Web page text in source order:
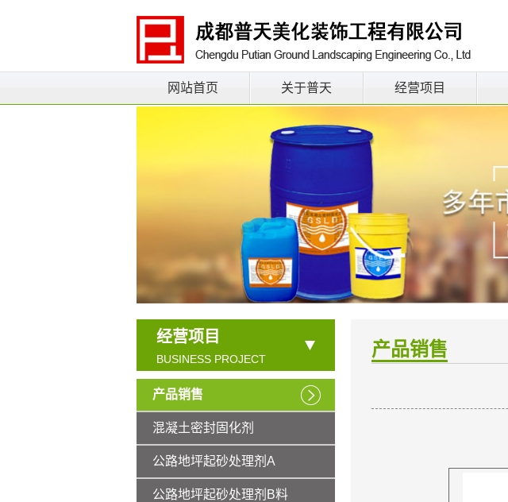
网站首页 关于普天 经营项目
经营项目
BUSINESS PROJECT
产品销售
混凝土密封固化剂
公路地坪起砂处理剂A
公路地坪起砂处理剂B料
产品销售